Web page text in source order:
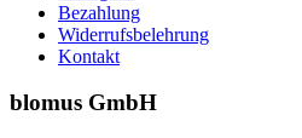
Bezahlung
Widerrufsbelehrung
Kontakt
blomus GmbH